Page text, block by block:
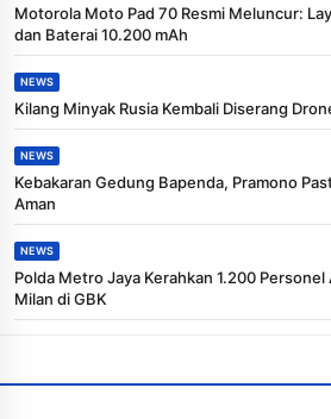
Motorola Moto Pad 70 Resmi Meluncur:
dan Baterai 10.200 mAh
NEWS
Kilang Minyak Rusia Kembali Diserang
NEWS
Kebakaran Gedung Bapenda, Pramono
Aman
NEWS
Polda Metro Jaya Kerahkan 1.200
Milan di GBK